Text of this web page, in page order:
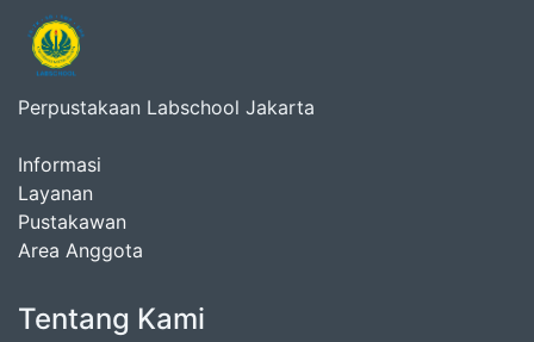
Perpustakaan Labschool Jakarta
Informasi
Layanan
Pustakawan
Area Anggota
Tentang Kami